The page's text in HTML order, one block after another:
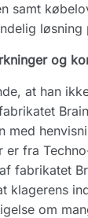
samt
løsning
og
at han
med
er fra
fabrikatet
klagerens
om